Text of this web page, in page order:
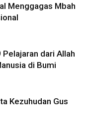
Menggagas Mbah
Pelajaran dari Allah
di Bumi
Kezuhudan Gus